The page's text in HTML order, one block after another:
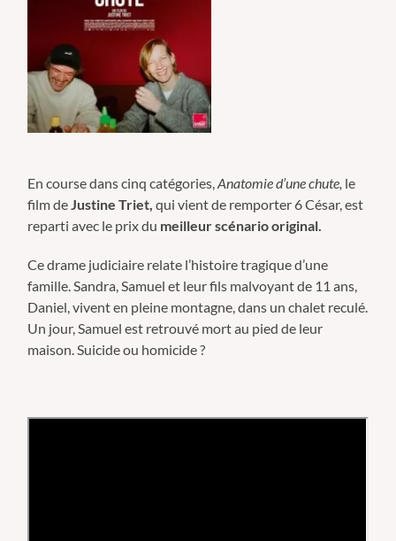
En course dans cinq catégories,Anatomie d’une chute, le
film deJustine Triet, qui vient de remporter 6 César, est
reparti avec le prix du meilleur scénario original.
Ce drame judiciaire relate l’histoire tragique d’une
famille. Sandra, Samuel et leur fils malvoyant de 11 ans,
Daniel, vivent en pleine montagne, dans un chalet reculé.
Un jour, Samuel est retrouvé mort au pied de leur
maison. Suicide ou homicide ?